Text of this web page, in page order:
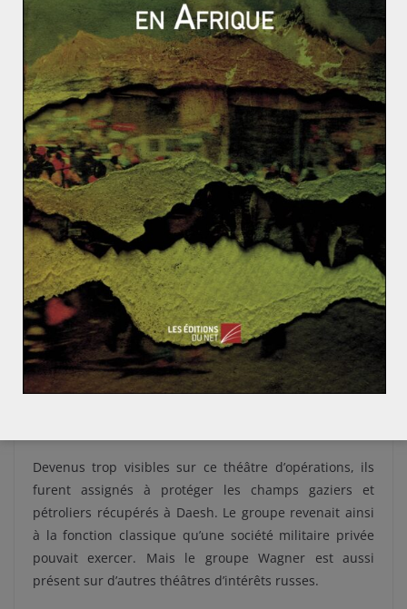
mercenaires auraient perdu la vie dans le pays.
D’anciens soldats russes, vétérans de guerres
d’Ukraine, de Tchétchénieservent donc de supplétifs
aux forces militaires officielles.
Lien supplémentaire entre Evguéni Prigojine et Dimitri
Outkine, ce dernier est depuis 2017 directeur général
deConcord Management and Consulting, une entreprise
détenue par Prigojine.
Wagner, groupe utile mais trop visible en
Syrie
Une centaine de combattants du groupe seraient morts
lors d’un raid aérien américain le 7 février 2018. Selon
certains officiers militaires, le fait d’avoir des
mercenaires en place en Syrie permet également de
maintenir une guerre par procuration en Syrie. Et cela
Devenus trop visibles sur ce théâtre d’opérations, ils
furent assignés à protéger les champs gaziers et
pétroliers récupérés à Daesh. Le groupe revenait ainsi
à la fonction classique qu’une société militaire privée
pouvait exercer. Mais le groupe Wagner est aussi
présent sur d’autres théâtres d’intérêts russes.